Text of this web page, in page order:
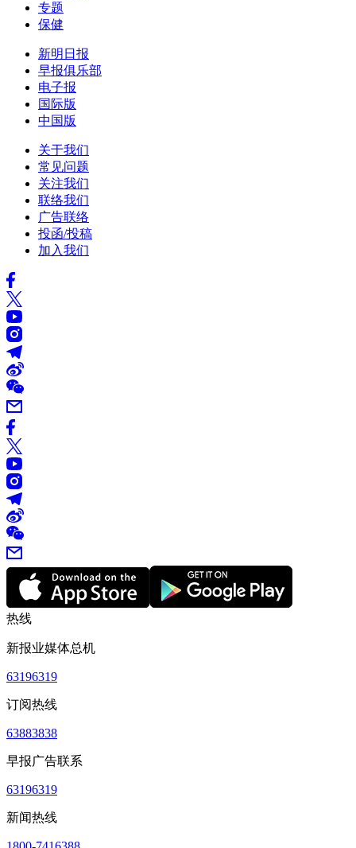
专题
保健
新明日报
早报俱乐部
电子报
国际版
中国版
关于我们
常见问题
关注我们
联络我们
广告联络
投函/投稿
加入我们
热线
新报业媒体总机
63196319
订阅热线
63883838
早报广告联系
63196319
新闻热线